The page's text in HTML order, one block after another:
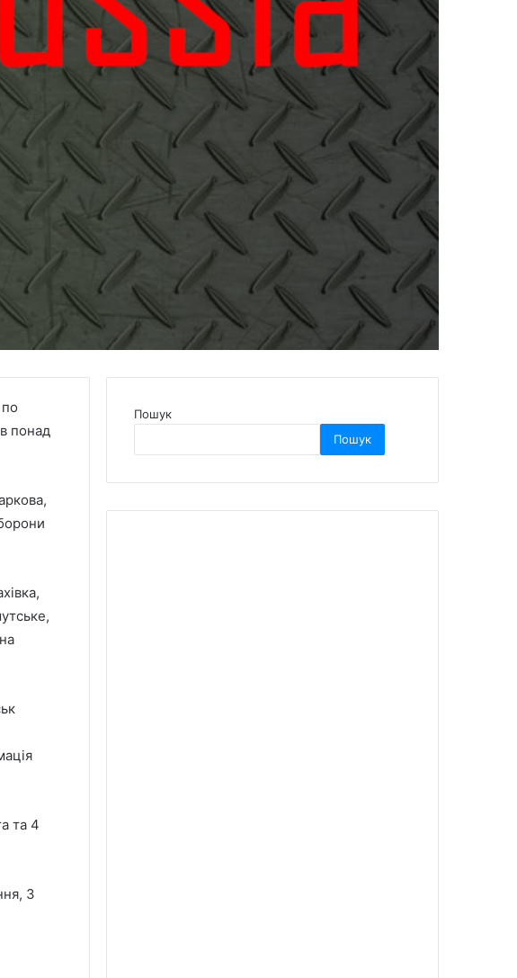
понад
та 4
3
Пошук
Пошук